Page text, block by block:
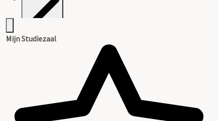
Mijn Studiezaal